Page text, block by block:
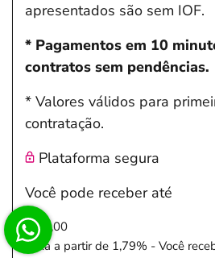
apresentados são sem IOF.
* Pagamentos em 10
contratos sem pendências.
* Valores válidos para
contratação.
Plataforma segura
Você pode receber até
R$ 0,00
Taxa a partir de 1,79% - Você